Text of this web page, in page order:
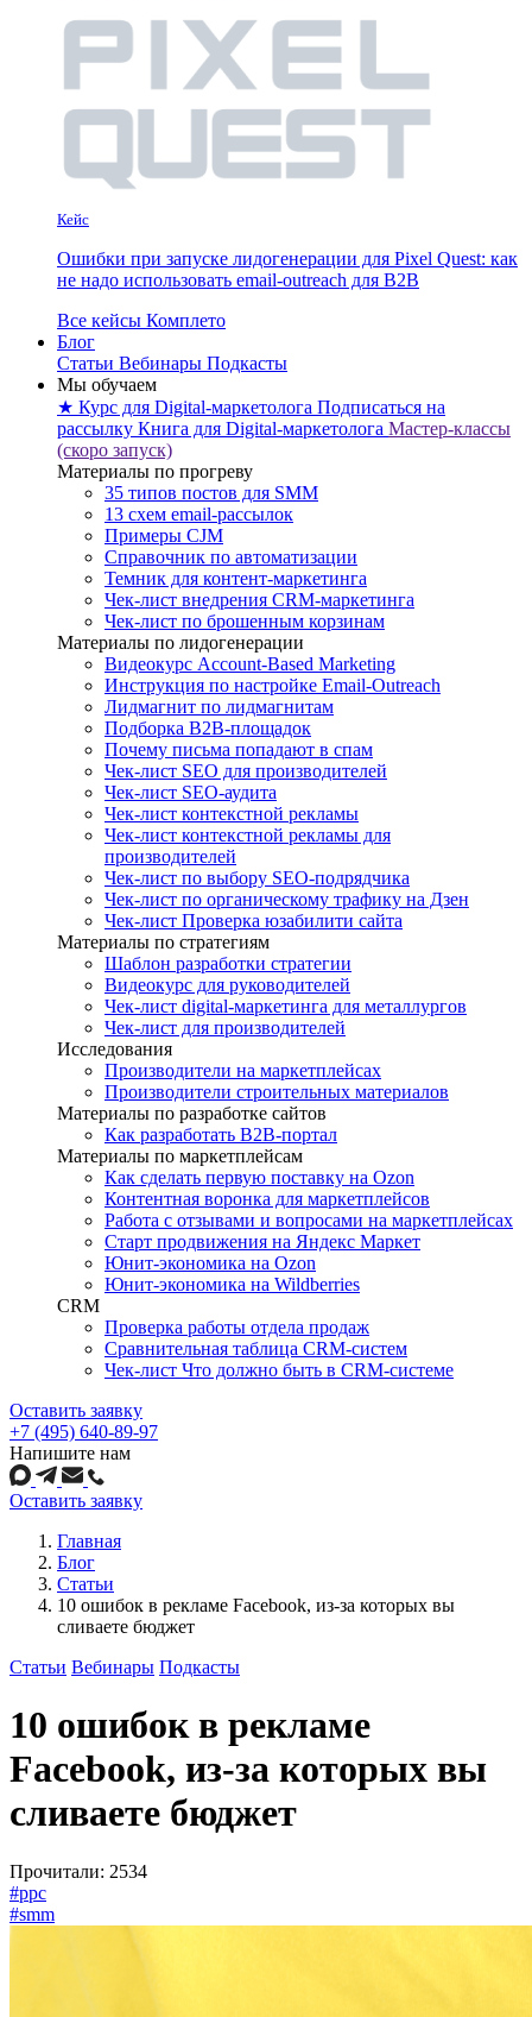
Кейс
Ошибки при запуске лидогенерации для Pixel Quest: как
не надо использовать email-outreach для B2B
Все кейсы Комплето
Блог
Статьи Вебинары Подкасты
Мы обучаем
★ Курс для Digital-маркетолога Подписаться на
рассылку Книга для Digital-маркетолога Мастер-классы
(скоро запуск)
Материалы по прогреву
35 типов постов для SMM
13 схем email-рассылок
Примеры CJM
Справочник по автоматизации
Темник для контент-маркетинга
Чек-лист внедрения CRM-маркетинга
Чек-лист по брошенным корзинам
Материалы по лидогенерации
Видеокурс Account-Based Marketing
Инструкция по настройке Email-Outreach
Лидмагнит по лидмагнитам
Подборка B2B-площадок
Почему письма попадают в спам
Чек-лист SEO для производителей
Чек-лист SEO-аудита
Чек-лист контекстной рекламы
Чек-лист контекстной рекламы для
производителей
Чек-лист по выбору SEO-подрядчика
Чек-лист по органическому трафику на Дзен
Чек-лист Проверка юзабилити сайта
Материалы по стратегиям
Шаблон разработки стратегии
Видеокурс для руководителей
Чек-лист digital-маркетинга для металлургов
Чек-лист для производителей
Исследования
Производители на маркетплейсах
Производители строительных материалов
Материалы по разработке сайтов
Как разработать B2B-портал
Материалы по маркетплейсам
Как сделать первую поставку на Ozon
Контентная воронка для маркетплейсов
Работа с отзывами и вопросами на маркетплейсах
Старт продвижения на Яндекс Маркет
Юнит-экономика на Ozon
Юнит-экономика на Wildberries
CRM
Проверка работы отдела продаж
Сравнительная таблица CRM-систем
Чек-лист Что должно быть в CRM-системе
Оставить заявку
+7 (495) 640-89-97
Напишите нам
Оставить заявку
Главная
Блог
Статьи
10 ошибок в рекламе Facebook, из-за которых вы
сливаете бюджет
Статьи Вебинары Подкасты
10 ошибок в рекламе
Facebook, из-за которых вы
сливаете бюджет
Прочитали: 2534
#ppc
#smm